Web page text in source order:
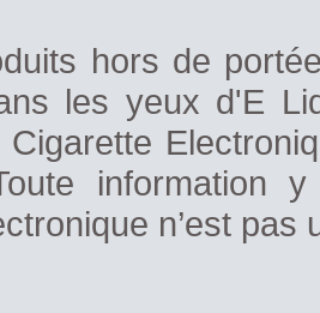
hors de
les yeux d'E
Cigarette
information
n’est pas